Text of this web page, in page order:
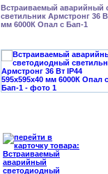
Встраиваемый аварийный
светильник Армстронг 36
мм 6000К Опал с Бап-1